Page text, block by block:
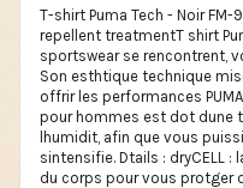
T-shirt Puma Tech - Noir
repellent treatmentT shirt
sportswear se rencontrent,
Son esthtique technique
offrir les performances
pour hommes est dot dune
lhumidit, afin que vous
sintensifie. Dtails : dryCELL :
du corps pour vous protger